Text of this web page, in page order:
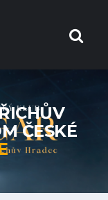
ČESKÉ